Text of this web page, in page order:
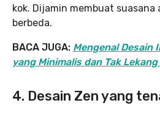
kok. Dijamin membuat suasana
berbeda.
BACA JUGA: Mengenal Desain
yang Minimalis dan Tak
4. Desain Zen yang